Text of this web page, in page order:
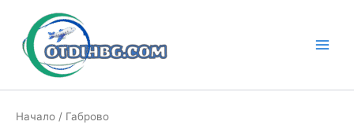
content
Начало / Габрово